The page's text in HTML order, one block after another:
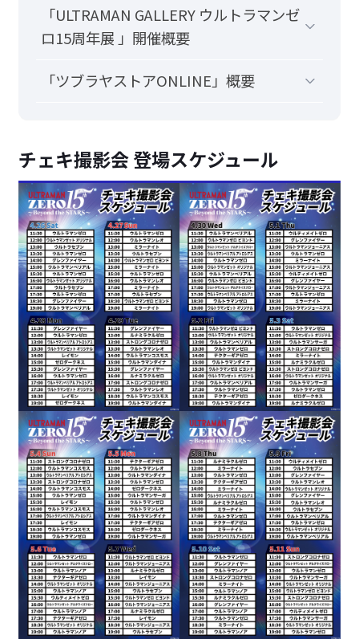
「ULTRAMAN GALLERY ウルトラマンゼ
ロ15周年展 」開催概要
「ツブラヤストアONLINE」概要
チェキ撮影会 登場スケジュール